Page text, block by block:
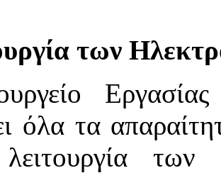
των
όλα τα
των